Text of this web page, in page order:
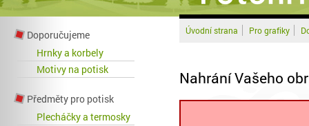
Doporučujeme
Hrnky a korbely
Motivy na potisk
Předměty pro potisk
Plecháčky a termosky
Úvodní strana Pro grafiky
Nahrání Vašeho